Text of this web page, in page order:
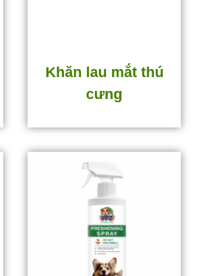
Khăn lau mắt thú
cưng